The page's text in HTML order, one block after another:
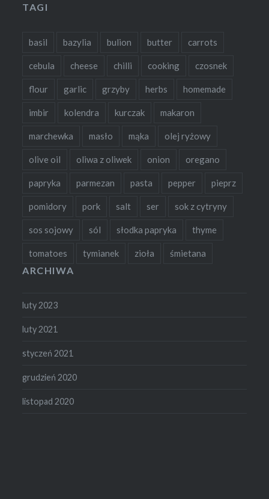
TAGI
basil bazylia bulion butter carrots
cebula cheese chilli cooking czosnek
flour garlic grzyby herbs homemade
imbir kolendra kurczak makaron
marchewka masło mąka olej ryżowy
olive oil oliwa z oliwek onion oregano
papryka parmezan pasta pepper pieprz
pomidory pork salt ser sok z cytryny
sos sojowy sól słodka papryka thyme
tomatoes tymianek zioła śmietana
ARCHIWA
luty 2023
luty 2021
styczeń 2021
grudzień 2020
listopad 2020